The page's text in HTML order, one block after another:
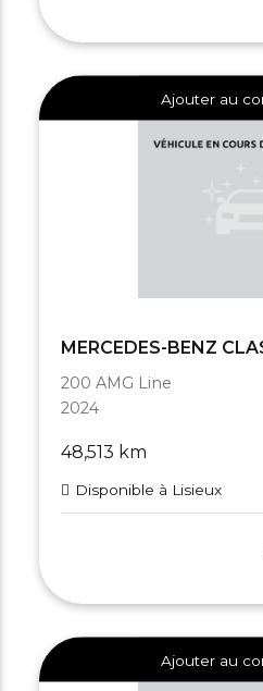
Ajouter au
MERCEDES-BENZ
200 AMG Line
2024
48,513 km
Disponible à Lisieux
Ajouter au